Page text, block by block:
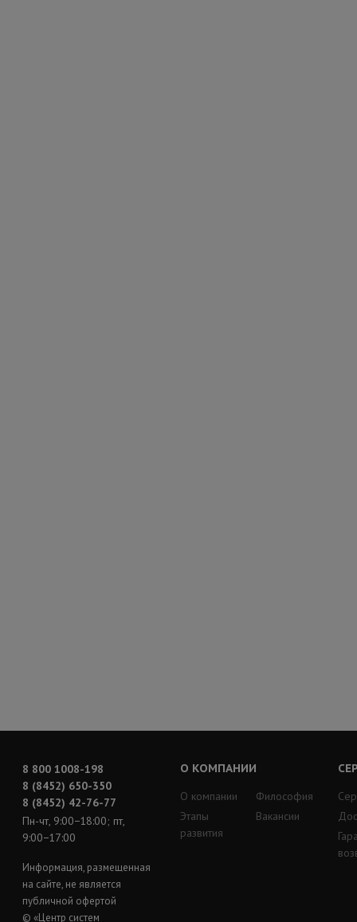
8 800 1008-198
8 (8452) 650-350
8 (8452) 42-76-77
Пн-чт, 9:00−18:00; пт,
9:00−17:00
Информация, размещенная
на сайте, не является
публичной офертой
© «Центр систем
О КОМПАНИИ
О компании
Этапы
развития
Философия
Вакансии